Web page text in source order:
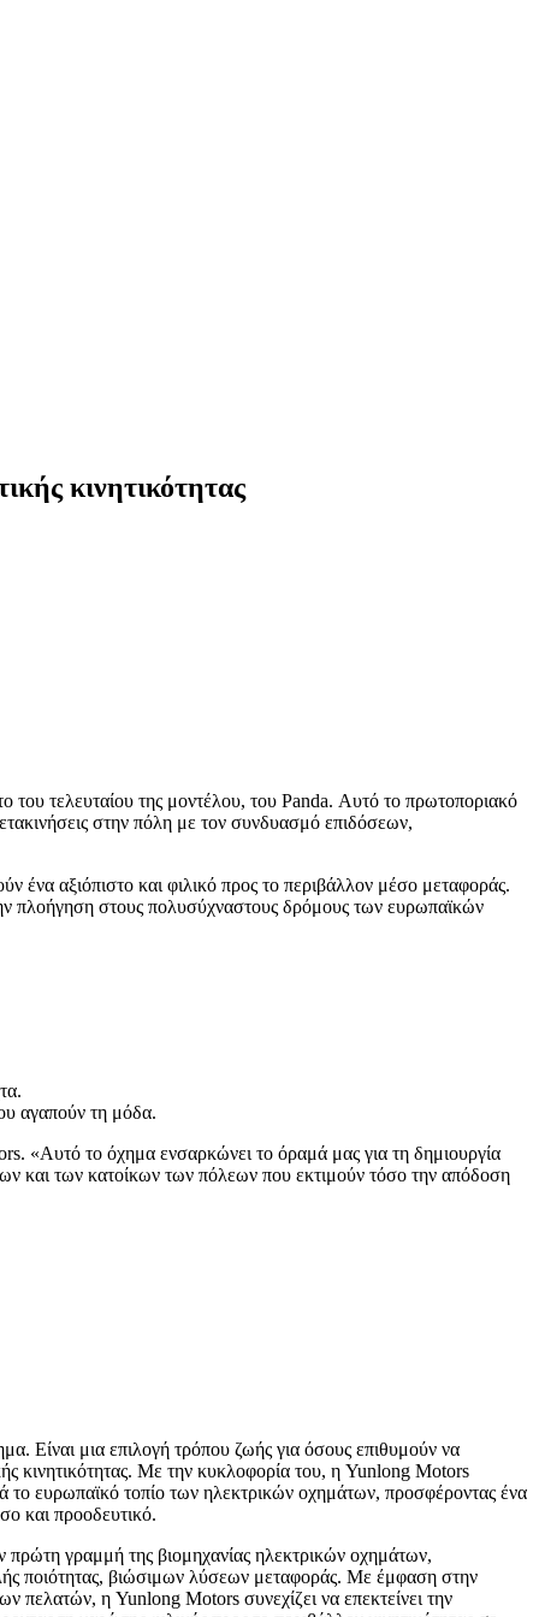
κινητικότητας
του τελευταίου της μοντέλου, του Panda. Αυτό το πρωτοποριακό
στην πόλη με τον συνδυασμό επιδόσεων,
ένα αξιόπιστο και φιλικό προς το περιβάλλον μέσο μεταφοράς.
πλοήγηση στους πολυσύχναστους δρόμους των ευρωπαϊκών
αγαπούν τη μόδα.
«Αυτό το όχημα ενσαρκώνει το όραμά μας για τη δημιουργία
και των κατοίκων των πόλεων που εκτιμούν τόσο την απόδοση
Είναι μια επιλογή τρόπου ζωής για όσους επιθυμούν να
κινητικότητας. Με την κυκλοφορία του, η Yunlong Motors
το ευρωπαϊκό τοπίο των ηλεκτρικών οχημάτων, προσφέροντας ένα
και προοδευτικό.
γραμμή της βιομηχανίας ηλεκτρικών οχημάτων,
ποιότητας, βιώσιμων λύσεων μεταφοράς. Με έμφαση στην
πελατών, η Yunlong Motors συνεχίζει να επεκτείνει την